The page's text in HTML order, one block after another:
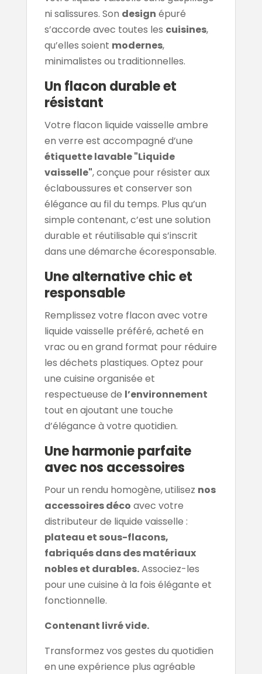
ni salissures. Son design épuré
s’accorde avec toutes les cuisines,
qu’elles soient modernes,
minimalistes ou traditionnelles.
Un flacon durable et
résistant
Votre flacon liquide vaisselle ambre
en verre est accompagné d’une
étiquette lavable "Liquide
vaisselle", conçue pour résister aux
éclaboussures et conserver son
élégance au fil du temps. Plus qu’un
simple contenant, c’est une solution
durable et réutilisable qui s’inscrit
dans une démarche écoresponsable.
Une alternative chic et
responsable
Remplissez votre flacon avec votre
liquide vaisselle préféré, acheté en
vrac ou en grand format pour réduire
les déchets plastiques. Optez pour
une cuisine organisée et
respectueuse de l’environnement
tout en ajoutant une touche
d’élégance à votre quotidien.
Une harmonie parfaite
avec nos accessoires
Pour un rendu homogène, utilisez nos
accessoires déco avec votre
distributeur de liquide vaisselle :
plateau et sous-flacons,
fabriqués dans des matériaux
nobles et durables.Associez-les
pour une cuisine à la fois élégante et
fonctionnelle.
Contenant livré vide.
Transformez vos gestes du quotidien
en une expérience plus agréable